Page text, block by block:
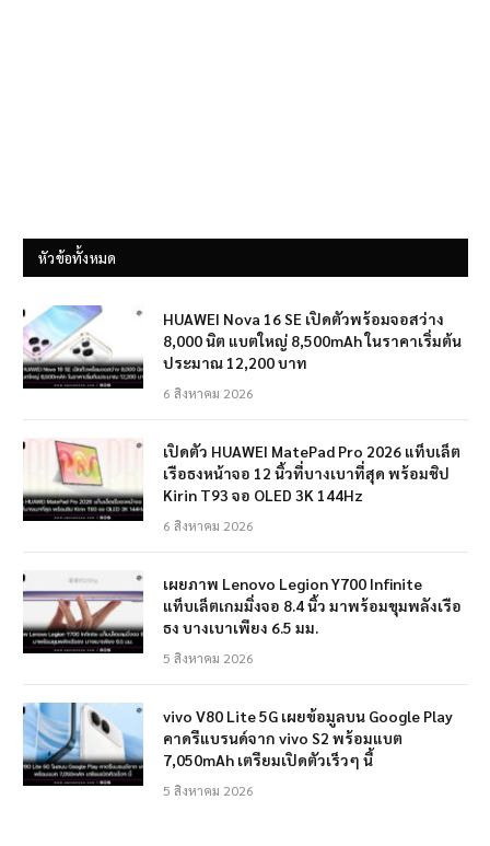
หัวข้อทั้งหมด
HUAWEI Nova 16 SE เปิดตัวพร้อมจอสว่าง
8,000 นิต แบตใหญ่ 8,500mAh ในราคาเริ่มต้น
ประมาณ 12,200 บาท
6 สิงหาคม 2026
เปิดตัว HUAWEI MatePad Pro 2026 แท็บเล็ต
เรือธงหน้าจอ 12 นิ้วที่บางเบาที่สุด พร้อมชิป
Kirin T93 จอ OLED 3K 144Hz
6 สิงหาคม 2026
เผยภาพ Lenovo Legion Y700 Infinite
แท็บเล็ตเกมมิ่งจอ 8.4 นิ้ว มาพร้อมขุมพลังเรือ
ธง บางเบาเพียง 6.5 มม.
5 สิงหาคม 2026
vivo V80 Lite 5G เผยข้อมูลบน Google Play
คาดรีแบรนด์จาก vivo S2 พร้อมแบต
7,050mAh เตรียมเปิดตัวเร็วๆ นี้
5 สิงหาคม 2026